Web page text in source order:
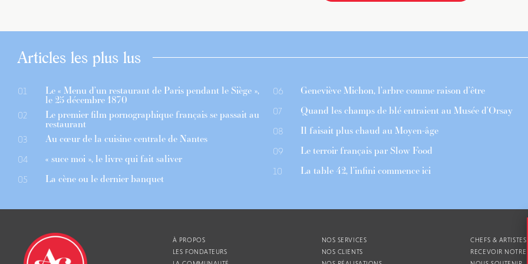
Articles les plus lus
01 Le « Menu d’un restaurant de Paris pendant le Siège »,
le 25 décembre 1870
02 Le premier film pornographique français se passait au
restaurant
03 Au cœur de la cuisine centrale de Nantes
04 « suce moi », le livre qui fait saliver
05 La cène ou le dernier banquet
06 Geneviève Michon, l’arbre comme raison d’être
07 Quand les champs de blé entraient au Musée d’Orsay
08 Il faisait plus chaud au Moyen-âge
09 Le terroir français par Slow Food
10 La table 42, l’infini commence ici
À PROPOS
LES FONDATEURS
NOS SERVICES
NOS CLIENTS
CHEFS & ARTISTES
RECEVOIR NOTRE